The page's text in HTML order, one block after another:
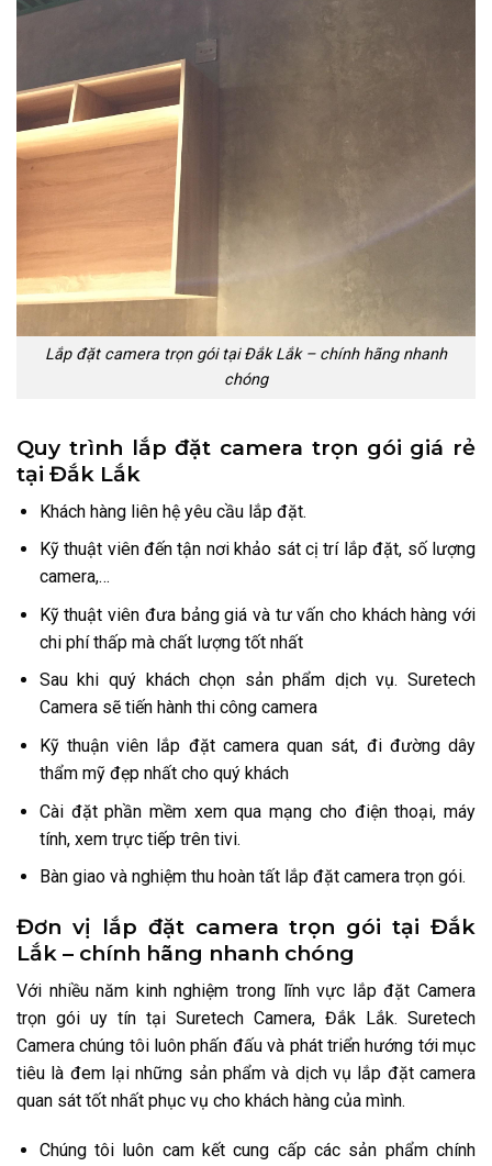
Lắp đặt camera trọn gói tại Đắk Lắk – chính hãng nhanh
chóng
Quy trình lắp đặt camera trọn gói giá rẻ
tại Đắk Lắk
Khách hàng liên hệ yêu cầu lắp đặt.
Kỹ thuật viên đến tận nơi khảo sát cị trí lắp đặt, số lượng
camera,…
Kỹ thuật viên đưa bảng giá và tư vấn cho khách hàng với
chi phí thấp mà chất lượng tốt nhất
Sau khi quý khách chọn sản phẩm dịch vụ. Suretech
Camera sẽ tiến hành thi công camera
Kỹ thuận viên lắp đặt camera quan sát, đi đường dây
thẩm mỹ đẹp nhất cho quý khách
Cài đặt phần mềm xem qua mạng cho điện thoại, máy
tính, xem trực tiếp trên tivi.
Bàn giao và nghiệm thu hoàn tất lắp đặt camera trọn gói.
Đơn vị lắp đặt camera trọn gói tại Đắk
Lắk – chính hãng nhanh chóng
Với nhiều năm kinh nghiệm trong lĩnh vực lắp đặt Camera
trọn gói uy tín tại Suretech Camera, Đắk Lắk. Suretech
Camera chúng tôi luôn phấn đấu và phát triển hướng tới mục
tiêu là đem lại những sản phẩm và dịch vụ lắp đặt camera
quan sát tốt nhất phục vụ cho khách hàng của mình.
Chúng tôi luôn cam kết cung cấp các sản phẩm chính